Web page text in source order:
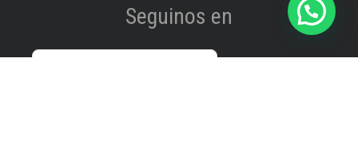
Seguinos en